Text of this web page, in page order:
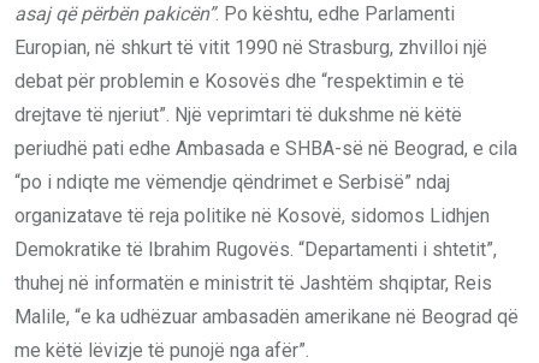
asaj që përbën pakicën”. Po kështu, edhe Parlamenti
Europian, në shkurt të vitit 1990 në Strasburg, zhvilloi një
debat për problemin e Kosovës dhe “respektimin e të
drejtave të njeriut”. Një veprimtari të dukshme në këtë
periudhë pati edhe Ambasada e SHBA-së në Beograd, e cila
“po i ndiqte me vëmendje qëndrimet e Serbisë” ndaj
organizatave të reja politike në Kosovë, sidomos Lidhjen
Demokratike të Ibrahim Rugovës. “Departamenti i shtetit”,
thuhej në informatën e ministrit të Jashtëm shqiptar, Reis
Malile, “e ka udhëzuar ambasadën amerikane në Beograd që
me këtë lëvizje të punojë nga afër”.